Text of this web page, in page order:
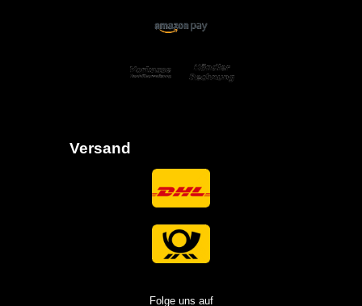
Versand
Folge uns auf